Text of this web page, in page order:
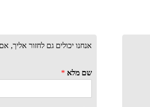
אנחנו יכולים גם לחזור אליך,
שם מלא *